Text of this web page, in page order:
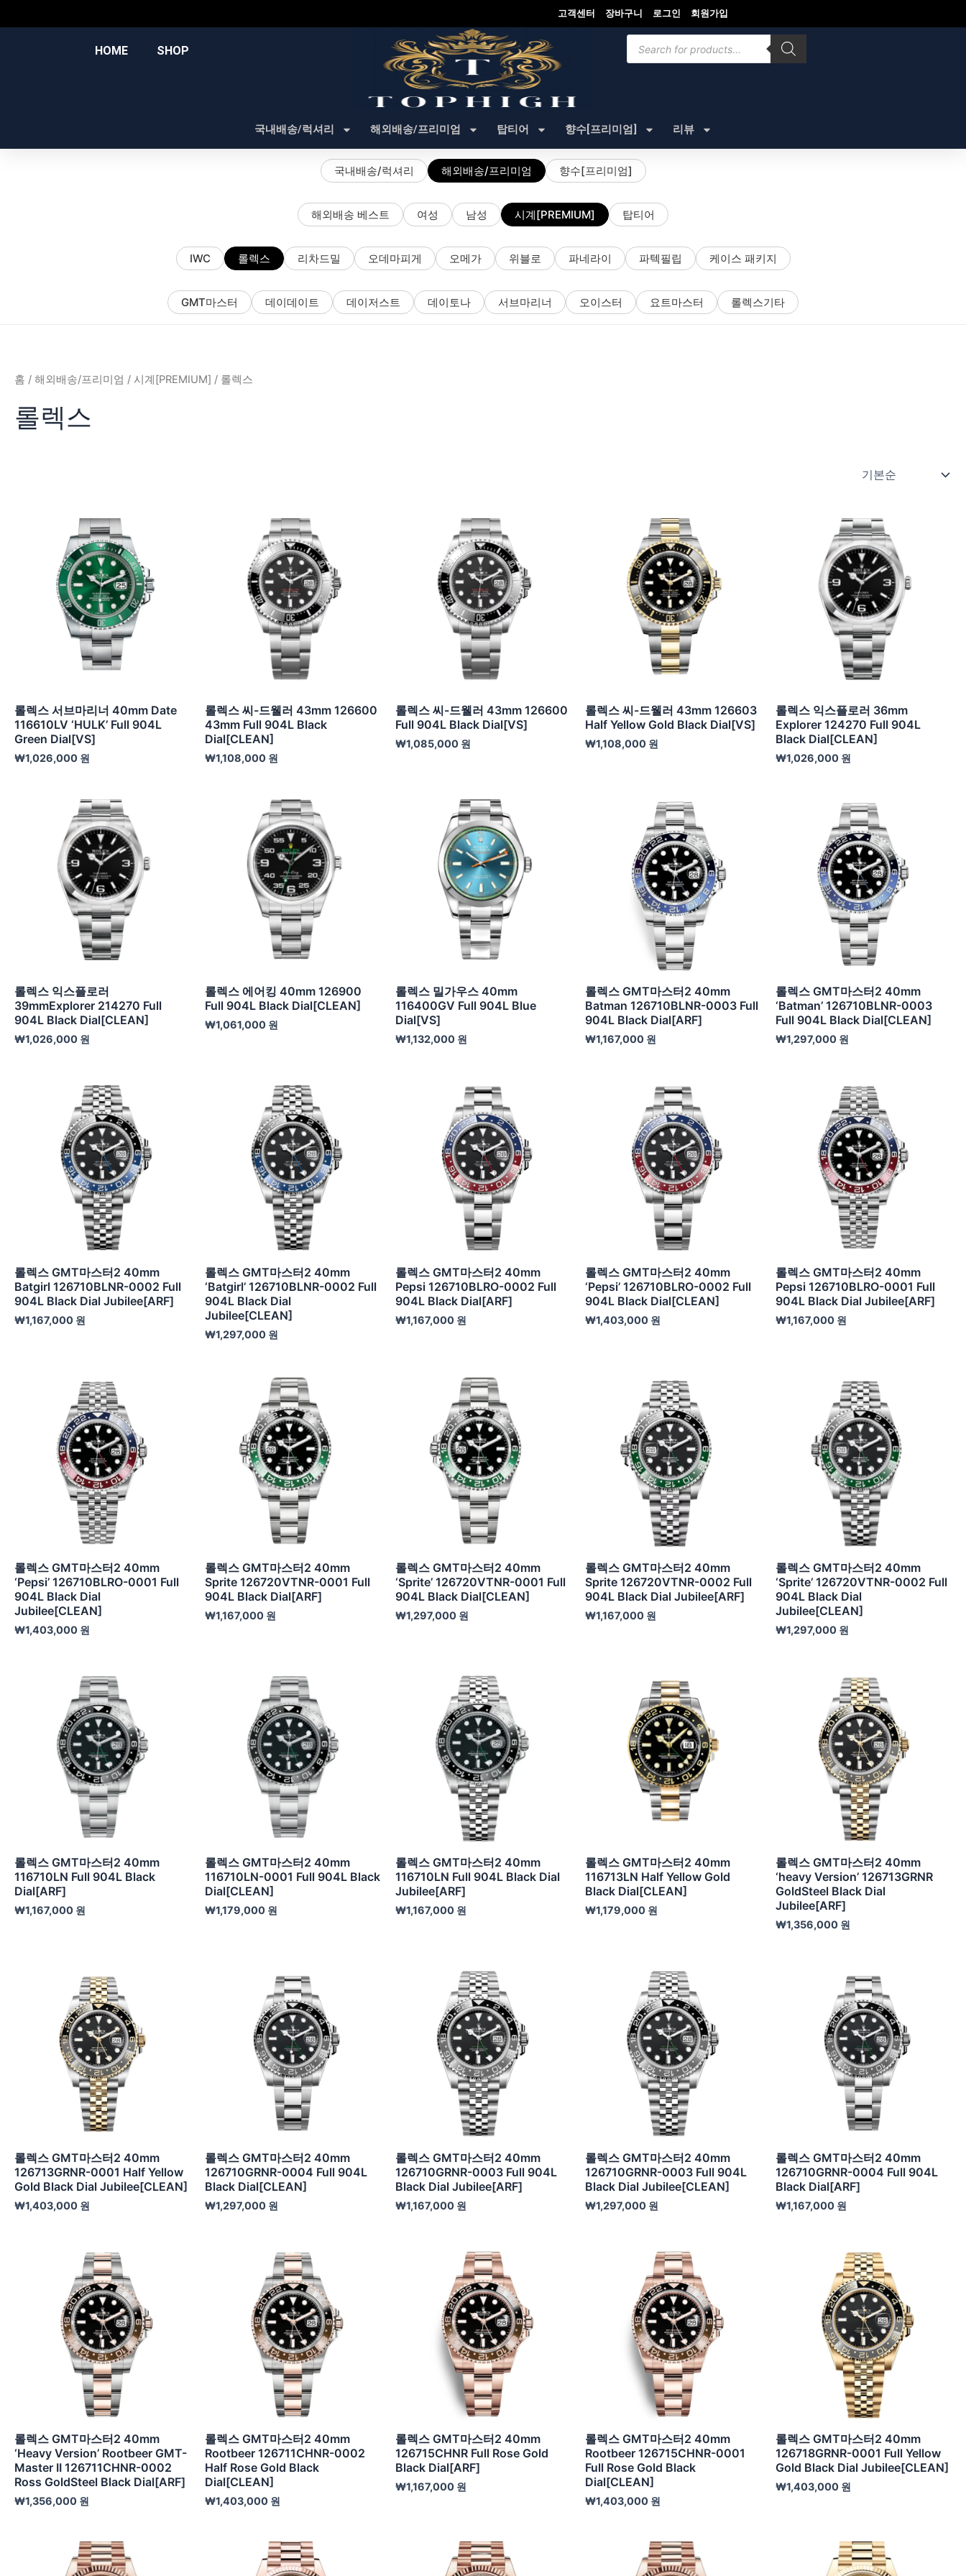
텐
고객센터 장바구니 로그인 회원가입
HOME SHOP
search
국내배송/럭셔리 해외배송/프리미엄 탑티어 향수[프리미엄] 리뷰
국내배송/럭셔리 해외배송/프리미엄 향수[프리미엄]
해외배송 베스트 여성 남성 시계[PREMIUM] 탑티어
IWC 롤렉스 리차드밀 오데마피게 오메가 위블로 파네라이 파텍필립 케이스 패키지
GMT마스터 데이데이트 데이저스트 데이토나 서브마리너 오이스터 요트마스터 롤렉스기타
홈 / 해외배송/프리미엄 / 시계[PREMIUM] / 롤렉스
롤렉스
롤렉스 서브마리너 40mm Date
116610LV ‘HULK’ Full 904L
Green Dial[VS]
₩1,026,000 원
롤렉스 씨-드웰러 43mm 126600
43mm Full 904L Black
Dial[CLEAN]
₩1,108,000원
롤렉스 씨-드웰러 43mm 126600
Full 904L Black Dial[VS]
₩1,085,000원
롤렉스 씨-드웰러 43mm 126603
Half Yellow Gold Black Dial[VS]
₩1,108,000 원
롤렉스 익스플로러 36mm
Explorer 124270 Full 904L
Black Dial[CLEAN]
₩1,026,000 원
롤렉스 익스플로러
39mmExplorer 214270 Full
904L Black Dial[CLEAN]
₩1,026,000 원
롤렉스 에어킹 40mm 126900
Full 904L Black Dial[CLEAN]
₩1,061,000원
롤렉스 밀가우스 40mm
116400GV Full 904L Blue
Dial[VS]
₩1,132,000원
롤렉스 GMT마스터2 40mm
Batman 126710BLNR-0003 Full
904L Black Dial[ARF]
₩1,167,000 원
롤렉스 GMT마스터2 40mm
‘Batman’ 126710BLNR-0003
Full 904L Black Dial[CLEAN]
₩1,297,000 원
롤렉스 GMT마스터2 40mm
Batgirl 126710BLNR-0002 Full
904L Black Dial Jubilee[ARF]
₩1,167,000 원
롤렉스 GMT마스터2 40mm
‘Batgirl’ 126710BLNR-0002 Full
904L Black Dial
Jubilee[CLEAN]
₩1,297,000원
롤렉스 GMT마스터2 40mm
Pepsi 126710BLRO-0002 Full
904L Black Dial[ARF]
₩1,167,000원
롤렉스 GMT마스터2 40mm
‘Pepsi’ 126710BLRO-0002 Full
904L Black Dial[CLEAN]
₩1,403,000 원
롤렉스 GMT마스터2 40mm
Pepsi 126710BLRO-0001 Full
904L Black Dial Jubilee[ARF]
₩1,167,000 원
롤렉스 GMT마스터2 40mm
‘Pepsi’ 126710BLRO-0001 Full
904L Black Dial
Jubilee[CLEAN]
₩1,403,000 원
롤렉스 GMT마스터2 40mm
Sprite 126720VTNR-0001 Full
904L Black Dial[ARF]
₩1,167,000원
롤렉스 GMT마스터2 40mm
‘Sprite’ 126720VTNR-0001 Full
904L Black Dial[CLEAN]
₩1,297,000원
롤렉스 GMT마스터2 40mm
Sprite 126720VTNR-0002 Full
904L Black Dial Jubilee[ARF]
₩1,167,000 원
롤렉스 GMT마스터2 40mm
‘Sprite’ 126720VTNR-0002 Full
904L Black Dial
Jubilee[CLEAN]
₩1,297,000 원
롤렉스 GMT마스터2 40mm
116710LN Full 904L Black
Dial[ARF]
₩1,167,000 원
롤렉스 GMT마스터2 40mm
116710LN-0001 Full 904L Black
Dial[CLEAN]
₩1,179,000원
롤렉스 GMT마스터2 40mm
116710LN Full 904L Black Dial
Jubilee[ARF]
₩1,167,000원
롤렉스 GMT마스터2 40mm
116713LN Half Yellow Gold
Black Dial[CLEAN]
₩1,179,000 원
롤렉스 GMT마스터2 40mm
‘heavy Version’ 126713GRNR
GoldSteel Black Dial
Jubilee[ARF]
₩1,356,000 원
롤렉스 GMT마스터2 40mm
126713GRNR-0001 Half Yellow
Gold Black Dial Jubilee[CLEAN]
₩1,403,000 원
롤렉스 GMT마스터2 40mm
126710GRNR-0004 Full 904L
Black Dial[CLEAN]
₩1,297,000원
롤렉스 GMT마스터2 40mm
126710GRNR-0003 Full 904L
Black Dial Jubilee[ARF]
₩1,167,000원
롤렉스 GMT마스터2 40mm
126710GRNR-0003 Full 904L
Black Dial Jubilee[CLEAN]
₩1,297,000 원
롤렉스 GMT마스터2 40mm
126710GRNR-0004 Full 904L
Black Dial[ARF]
₩1,167,000 원
롤렉스 GMT마스터2 40mm
‘Heavy Version’ Rootbeer GMT-
Master II 126711CHNR-0002
Ross GoldSteel Black Dial[ARF]
₩1,356,000 원
롤렉스 GMT마스터2 40mm
Rootbeer 126711CHNR-0002
Half Rose Gold Black
Dial[CLEAN]
₩1,403,000원
롤렉스 GMT마스터2 40mm
126715CHNR Full Rose Gold
Black Dial[ARF]
₩1,167,000원
롤렉스 GMT마스터2 40mm
Rootbeer 126715CHNR-0001
Full Rose Gold Black
Dial[CLEAN]
₩1,403,000 원
롤렉스 GMT마스터2 40mm
126718GRNR-0001 Full Yellow
Gold Black Dial Jubilee[CLEAN]
₩1,403,000 원